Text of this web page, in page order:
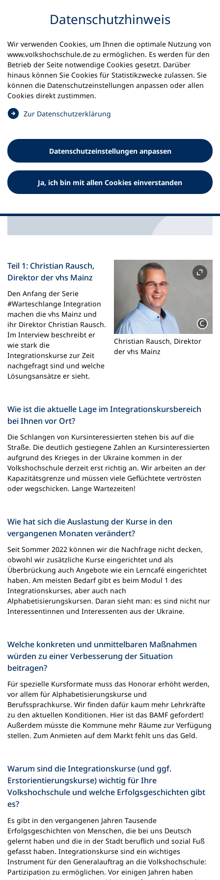
Datenschutz­hinweis
Wir verwenden Cookies, um Ihnen die optimale Nutzung von
www.volkshochschule.de zu ermöglichen. Es werden für den
Betrieb der Seite notwendige Cookies gesetzt. Darüber
hinaus können Sie Cookies für Statistikzwecke zulassen. Sie
können die Datenschutz­einstellungen anpassen oder allen
Cookies direkt zustimmen.
Zur Datenschutz­erklärung
i
Datenschutz­einstellungen anpassen
Ja, ich bin mit allen Cookies einverstanden
Sprachliche und berufliche Integration
#Warteschlange Integration - Interview vhs Mainz
vhs Mainz: „Die Schlangen von
Kursinteressierten stehen bis
auf die Straße“
Momentan steigen die Zahlen Schutzsuchender in den
Erstaufnahmeeinrichtungen sowie Geflüchteter aus der
Ukraine. Das Integrationskurssystem des Bundes ist am
Ende seiner Ausbaukapazitäten. In unserer Serie
#Warteschlange Integration lassen wir vhs zur aktuellen
Lage im Integrationskursbereich zu Wort kommen.
Christian Rausch, Direktor
der vhs Mainz
Teil 1: Christian Rausch,
Direktor der vhs Mainz
Den Anfang der Serie
#Warteschlange Integration
machen die vhs Mainz und
ihr Direktor Christian Rausch.
Im Interview beschreibt er
wie stark die
Integrationskurse zur Zeit
nachgefragt sind und welche
Lösungsansätze er sieht.
Wie ist die aktuelle Lage im Integrationskursbereich
bei Ihnen vor Ort?
Die Schlangen von Kursinteressierten stehen bis auf die
Straße. Die deutlich gestiegene Zahlen an Kursinteressierten
aufgrund des Krieges in der Ukraine kommen in der
Volkshochschule derzeit erst richtig an. Wir arbeiten an der
Kapazitätsgrenze und müssen viele Geflüchtete vertrösten
oder wegschicken. Lange Wartezeiten!
Wie hat sich die Auslastung der Kurse in den
vergangenen Monaten verändert?
Seit Sommer 2022 können wir die Nachfrage nicht decken,
obwohl wir zusätzliche Kurse eingerichtet und als
Überbrückung auch Angebote wie ein Lerncafé eingerichtet
haben. Am meisten Bedarf gibt es beim Modul 1 des
Integrationskurses, aber auch nach
Alphabetisierungskursen. Daran sieht man: es sind nicht nur
Interessentinnen und Interessenten aus der Ukraine.
Welche konkreten und unmittelbaren Maßnahmen
würden zu einer Verbesserung der Situation
beitragen?
Für spezielle Kursformate muss das Honorar erhöht werden,
vor allem für Alphabetisierungskurse und
Berufssprachkurse. Wir finden dafür kaum mehr Lehrkräfte
zu den aktuellen Konditionen. Hier ist das BAMF gefordert!
Außerdem müsste die Kommune mehr Räume zur Verfügung
stellen. Zum Anmieten auf dem Markt fehlt uns das Geld.
Warum sind die Integrationskurse (und ggf.
Erstorientierungskurse) wichtig für Ihre
Volkshochschule und welche Erfolgsgeschichten gibt
es?
Es gibt in den vergangenen Jahren Tausende
Erfolgsgeschichten von Menschen, die bei uns Deutsch
gelernt haben und die in der Stadt beruflich und sozial Fuß
gefasst haben. Integrationskurse sind ein wichtiges
Instrument für den Generalauftrag an die Volkshochschule:
Partizipation zu ermöglichen. Vor einigen Jahren haben